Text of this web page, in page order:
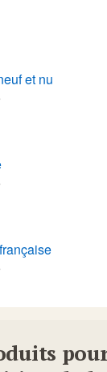
et nu